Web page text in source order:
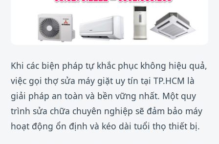
Khi các biện pháp tự khắc phục không hiệu quả,
việc gọi thợ sửa máy giặt uy tín tại TP.HCM là
giải pháp an toàn và bền vững nhất. Một quy
trình sửa chữa chuyên nghiệp sẽ đảm bảo máy
hoạt động ổn định và kéo dài tuổi thọ thiết bị.